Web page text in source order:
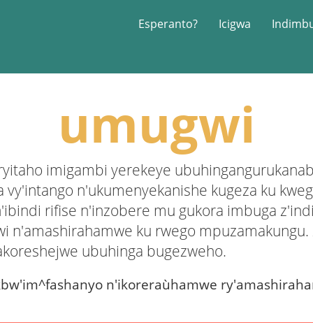
Esperanto? Icigwa
umugwi
imigambi yerekeye
n'ukumenyekanishe kugeza ku
rifise n'inzobere mu gukora imbuga
n'amashirahamwe ku rwego
ubuhinga bugezweho.
n'ikoreraùhamwe